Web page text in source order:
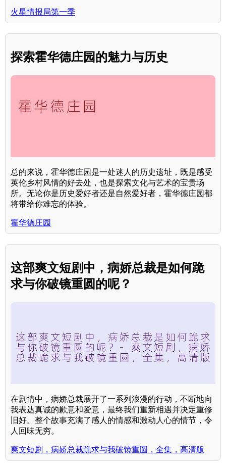
火星情报局第一季
探索霍华德庄园的魅力与历史
总的来说，霍华德庄园是一处迷人的历史遗址，既是感受
英伦乡村风情的好去处，也是探索文化与艺术的宝贵场
所。无论你是历史爱好者还是自然爱好者，霍华德庄园都
将带给你难忘的体验。
霍华德庄园
这部爽文短剧中，病娇总裁是如何跪
求与你破镜重圆的呢？
在剧情中，病娇总裁展开了一系列浪漫的行动，不断地向
我表达真诚的歉意和爱意，最终我们重新相遇并决定重修
旧好。整个故事充满了感人的情感和激动人心的情节，令
人回味无穷。
爽文短剧，病娇总裁跪求与我破镜重圆，全集，高清版